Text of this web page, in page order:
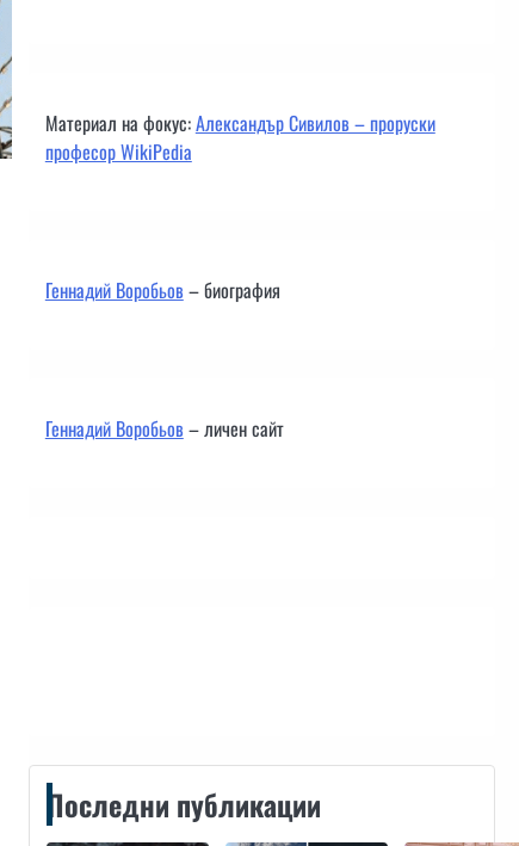
Материал на фокус:Александър Сивилов – проруски
професор WikiPedia
Геннадий Воробьов– биография
Геннадий Воробьов– личен сайт
Последни публикации